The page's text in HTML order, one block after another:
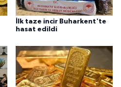
İlk taze incir Buharkent'te
hasat edildi